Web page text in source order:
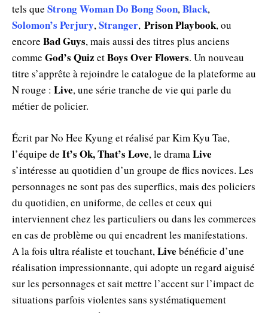
tels que Strong Woman Do Bong Soon, Black,
Solomon’s Perjury, Stranger, Prison Playbook, ou
encore Bad Guys, mais aussi des titres plus anciens
comme God’s Quiz etBoys Over Flowers. Un nouveau
titre s’apprête à rejoindre le catalogue de la plateforme au
N rouge : Live, une série tranche de vie qui parle du
métier de policier.
Écrit par No Hee Kyung et réalisé par Kim Kyu Tae,
l’équipe de It’s Ok, That’s Love, le drama Live
s’intéresse au quotidien d’un groupe de flics novices. Les
personnages ne sont pas des superflics, mais des policiers
du quotidien, en uniforme, de celles et ceux qui
interviennent chez les particuliers ou dans les commerces
en cas de problème ou qui encadrent les manifestations.
A la fois ultra réaliste et touchant, Live bénéficie d’une
réalisation impressionnante, qui adopte un regard aiguisé
sur les personnages et sait mettre l’accent sur l’impact de
situations parfois violentes sans systématiquement